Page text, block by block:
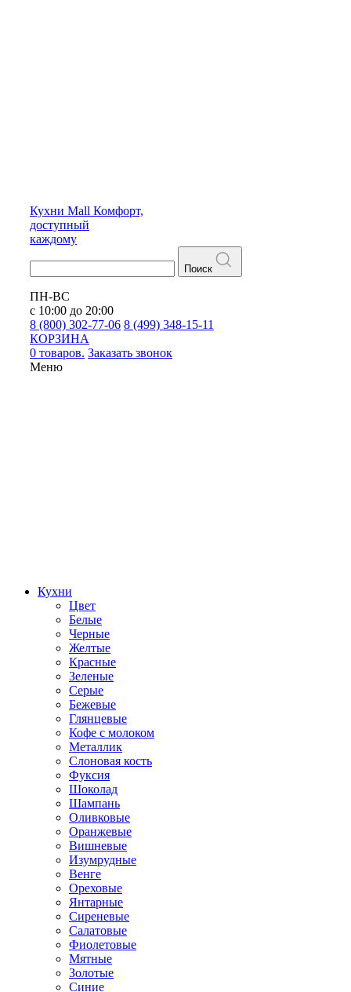
Кухни Mall Комфорт,
доступный
каждому
Поиск
ПН-ВС
с 10:00 до 20:00
8 (800) 302-77-06 8 (499) 348-15-11
КОРЗИНА
0 товаров. Заказать звонок
Меню
Кухни
Цвет
Белые
Черные
Желтые
Красные
Зеленые
Серые
Бежевые
Глянцевые
Кофе с молоком
Металлик
Слоновая кость
Фуксия
Шоколад
Шампань
Оливковые
Оранжевые
Вишневые
Изумрудные
Венге
Ореховые
Янтарные
Сиреневые
Салатовые
Фиолетовые
Мятные
Золотые
Синие